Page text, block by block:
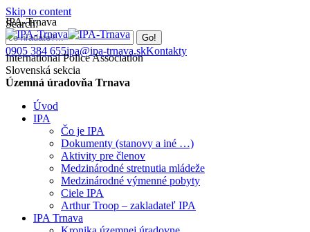
Skip to content
Search:
0905 384 655ipa@ipa-trnava.skKontakty
IPA-Trnava
International Police Association
Slovenská sekcia
Územná úradovňa Trnava
Úvod
IPA
Čo je IPA
Dokumenty (stanovy a iné …)
Aktivity pre členov
Medzinárodné stretnutia mládeže
Medzinárodné výmenné pobyty
Ciele IPA
Arthur Troop – zakladateľ IPA
IPA Trnava